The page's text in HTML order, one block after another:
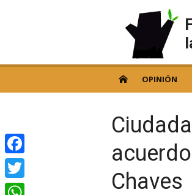
OPINIÓN
Chaves
Facebook
Twitter